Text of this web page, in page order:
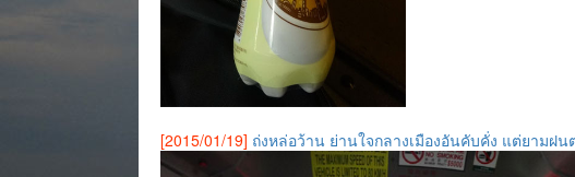
[2015/01/19] ถ่งหล่อว้าน ย่านใจกลางเมืองอันคับคั่ง แต่ยามฝน